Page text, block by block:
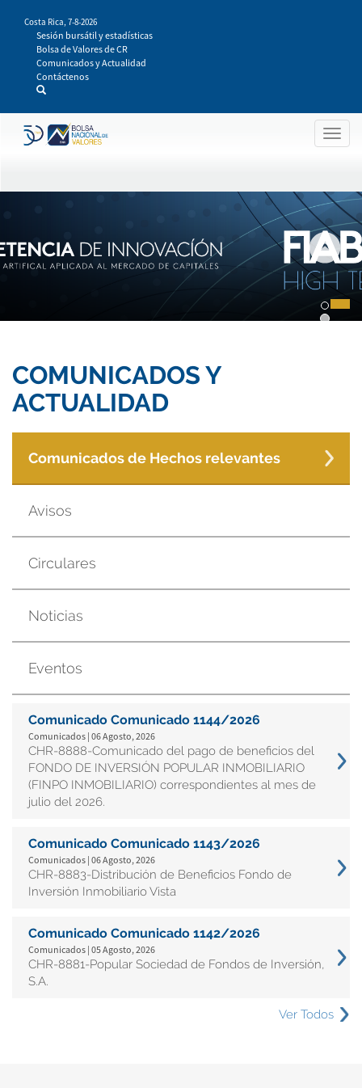
contenido
principal
Costa Rica, 7-8-2026
Sesión bursátil y estadísticas
Bolsa de Valores de CR
Comunicados y Actualidad
Contáctenos
COMUNICADOS Y
ACTUALIDAD
Comunicados de Hechos relevantes
Avisos
Circulares
Noticias
Eventos
Comunicado Comunicado 1144/2026
Comunicados | 06 Agosto, 2026
CHR-8888-Comunicado del pago de beneficios del
FONDO DE INVERSIÓN POPULAR INMOBILIARIO
(FINPO INMOBILIARIO) correspondientes al mes de
julio del 2026.
Comunicado Comunicado 1143/2026
Comunicados | 06 Agosto, 2026
CHR-8883-Distribución de Beneficios Fondo de
Inversión Inmobiliario Vista
Comunicado Comunicado 1142/2026
Comunicados | 05 Agosto, 2026
CHR-8881-Popular Sociedad de Fondos de Inversión,
S.A.
Ver Todos